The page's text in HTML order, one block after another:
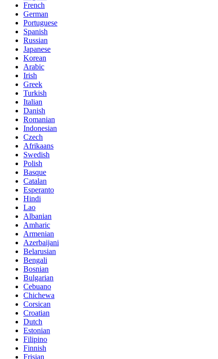
French
German
Portuguese
Spanish
Russian
Japanese
Korean
Arabic
Irish
Greek
Turkish
Italian
Danish
Romanian
Indonesian
Czech
Afrikaans
Swedish
Polish
Basque
Catalan
Esperanto
Hindi
Lao
Albanian
Amharic
Armenian
Azerbaijani
Belarusian
Bengali
Bosnian
Bulgarian
Cebuano
Chichewa
Corsican
Croatian
Dutch
Estonian
Filipino
Finnish
Frisian